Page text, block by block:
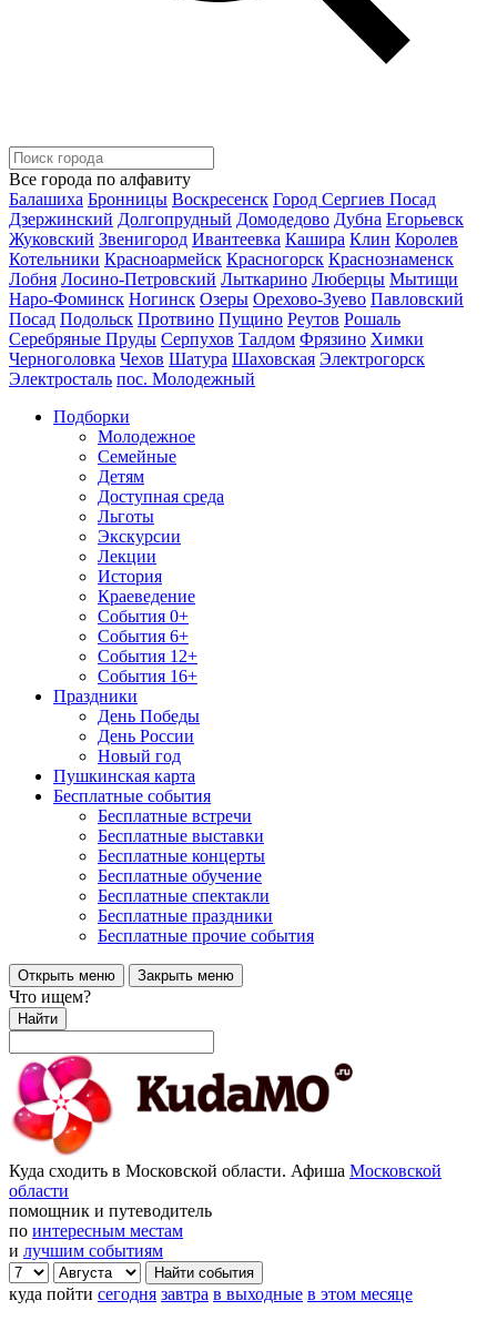
Все города по алфавиту
Балашиха Бронницы Воскресенск Город Сергиев Посад
Дзержинский Долгопрудный Домодедово Дубна Егорьевск
Жуковский Звенигород Ивантеевка Кашира Клин Королев
Котельники Красноармейск Красногорск Краснознаменск
Лобня Лосино-Петровский Лыткарино Люберцы Мытищи
Наро-Фоминск Ногинск Озеры Орехово-Зуево Павловский
Посад Подольск Протвино Пущино Реутов Рошаль
Серебряные Пруды Серпухов Талдом Фрязино Химки
Черноголовка Чехов Шатура Шаховская Электрогорск
Электросталь пос. Молодежный
Подборки
Молодежное
Семейные
Детям
Доступная среда
Льготы
Экскурсии
Лекции
История
Краеведение
События 0+
События 6+
События 12+
События 16+
Праздники
День Победы
День России
Новый год
Пушкинская карта
Бесплатные события
Бесплатные встречи
Бесплатные выставки
Бесплатные концерты
Бесплатные обучение
Бесплатные спектакли
Бесплатные праздники
Бесплатные прочие события
Открыть меню Закрыть меню
Что ищем?
Найти
Куда сходить в Московской области. Афиша Московской
области
помощник и путеводитель
по интересным местам
и лучшим событиям
куда пойти сегодня завтра в выходные в этом месяце